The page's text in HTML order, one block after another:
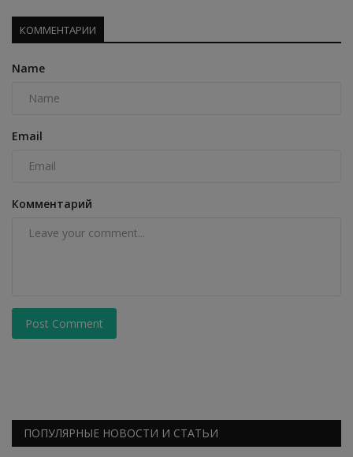
КОММЕНТАРИИ
Name
Email
Комментарий
Post Comment
ПОПУЛЯРНЫЕ НОВОСТИ И СТАТЬИ